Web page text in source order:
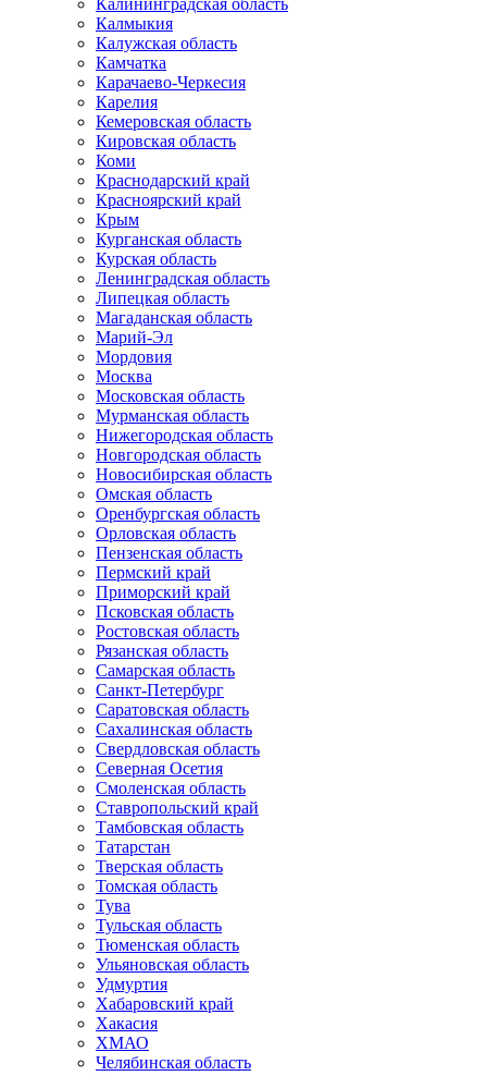
Калмыкия
Калужская область
Камчатка
Карачаево-Черкесия
Карелия
Кемеровская область
Кировская область
Коми
Краснодарский край
Красноярский край
Крым
Курганская область
Курская область
Ленинградская область
Липецкая область
Магаданская область
Марий-Эл
Мордовия
Москва
Московская область
Мурманская область
Нижегородская область
Новгородская область
Новосибирская область
Омская область
Оренбургская область
Орловская область
Пензенская область
Пермский край
Приморский край
Псковская область
Ростовская область
Рязанская область
Самарская область
Санкт-Петербург
Саратовская область
Сахалинская область
Свердловская область
Северная Осетия
Смоленская область
Ставропольский край
Тамбовская область
Татарстан
Тверская область
Томская область
Тува
Тульская область
Тюменская область
Ульяновская область
Удмуртия
Хабаровский край
Хакасия
ХМАО
Челябинская область